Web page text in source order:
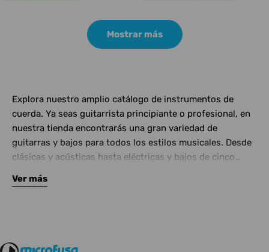
Mostrar más
Explora nuestro amplio catálogo de instrumentos de
cuerda. Ya seas guitarrista principiante o profesional, en
nuestra tienda encontrarás una gran variedad de
guitarras y bajos para todos los estilos musicales. Desde
clásicas y acústicas hasta eléctricas y bajos de cinco
Complementa tu instrumento con amplificadores de
Ver más